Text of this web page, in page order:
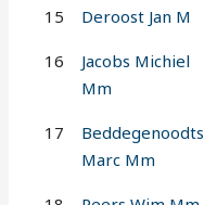
15 Deroost Jan M
16
Jacobs Michiel
Mm
17
Beddegenoodts
Marc Mm